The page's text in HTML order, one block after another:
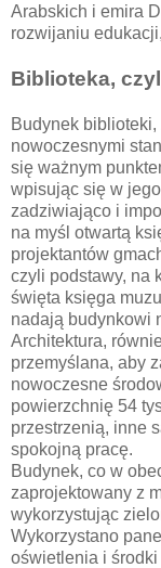
Arabskich i emira
rozwijaniu
Biblioteka,
Budynek
nowoczesnymi
się ważnym
wpisując się w
zadziwiająco i
na myśl otwartą
projektantów
czyli podstawy, na
święta księga
nadają budynkowi
Architektura,
przemyślana, aby
nowoczesne
powierzchnię 54
przestrzenią, inne
spokojną pracę.
Budynek, co w
zaprojektowany z
wykorzystując
Wykorzystano
oświetlenia i